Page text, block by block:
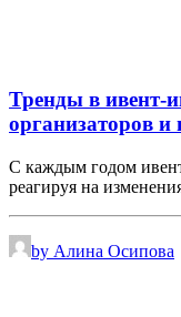
Тренды в ивент-
организаторов и
С каждым годом
реагируя на
by Алина Осипова